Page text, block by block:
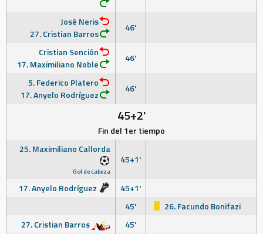
José Neris
27. Cristian Barros
46'
Cristian Sención
17. Maximiliano Noble
46'
5. Federico Platero
17. Anyelo Rodríguez
46'
45+2'
Fin del 1er tiempo
25. Maximiliano Callorda
Gol de cabeza
45+1'
17. Anyelo Rodríguez
45+1'
45'
26. Facundo Bonifazi
27. Cristian Barros
45'